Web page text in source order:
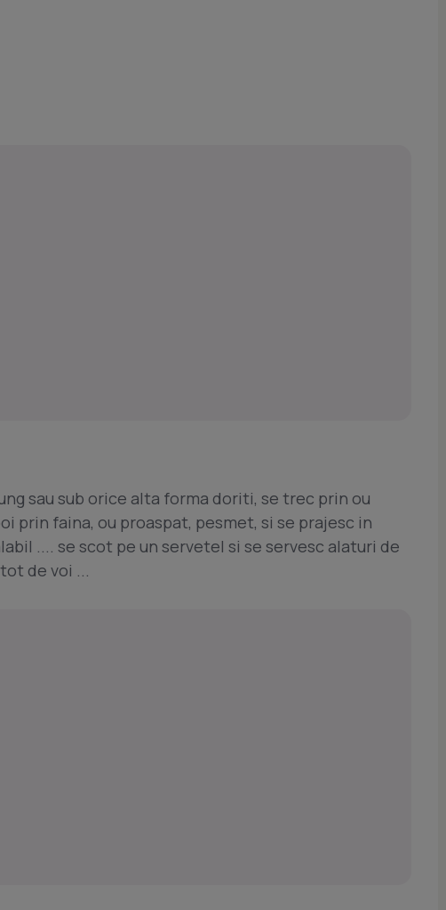
sau sub orice alta forma doriti, se trec prin ou
prin faina, ou proaspat, pesmet, si se prajesc in
.... se scot pe un servetel si se servesc alaturi de
de voi ...